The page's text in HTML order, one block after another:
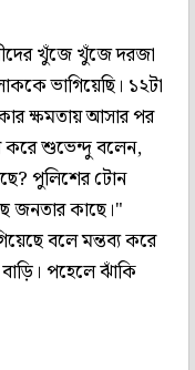
খুঁজে খুঁজে দরজা
ভাগিয়েছি। ১২টা
ক্ষমতায় আসার পর
করে শুভেন্দু বলেন,
পুলিশের টোন
জনতার কাছে।"
বলে মন্তব্য করে
পহেলে ঝাঁকি